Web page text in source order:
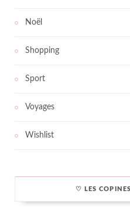
Noël
Shopping
Sport
Voyages
Wishlist
♡ LES